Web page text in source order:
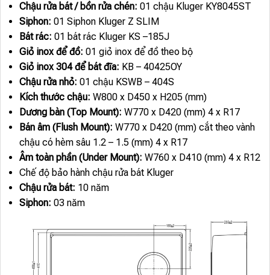
Chậu rửa bát / bồn rửa chén: 01 chậu Kluger KY8045ST
Siphon: 01 Siphon Kluger Z SLIM
Bát rác: 01 bát rác Kluger KS –185J
Giỏ inox để đồ: 01 giỏ inox để đồ theo bộ
Giỏ inox 304 để bát đĩa: KB – 40425OY
Chậu rửa nhỏ: 01 chậu KSWB – 404S
Kích thước chậu: W800 x D450 x H205 (mm)
Dương bàn (Top Mount): W770 x D420 (mm) 4 x R17
Bán âm (Flush Mount): W770 x D420 (mm) cắt theo vành
chậu có hèm sâu 1.2 – 1.5 (mm) 4 x R17
Âm toàn phần (Under Mount): W760 x D410 (mm) 4 x R12
Chế độ bảo hành chậu rửa bát Kluger
Chậu rửa bát: 10 năm
Siphon: 03 năm